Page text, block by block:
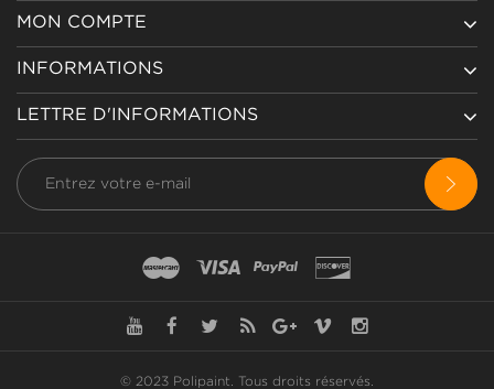
MON COMPTE
INFORMATIONS
LETTRE D'INFORMATIONS
© 2023 Polipaint. Tous droits réservés.